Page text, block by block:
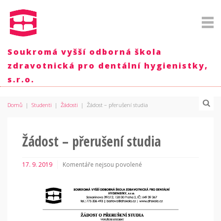
Soukromá vyšší odborná škola
zdravotnická pro dentální hygienistky,
s.r.o.
Domů | Studenti | Žádosti | Žádost – přerušení studia
Žádost – přerušení studia
17. 9. 2019
Komentáře nejsou povolené
názvem
Žádost